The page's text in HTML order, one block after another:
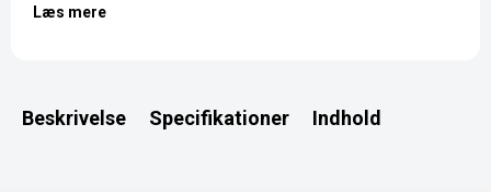
Læs mere
Beskrivelse Specifikationer Indhold